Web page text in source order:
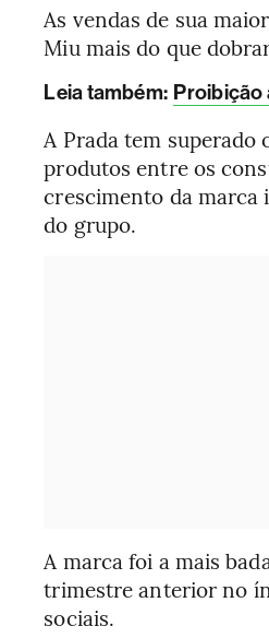
As vendas de sua
Miu mais do que
Leia também: Proibição
A Prada tem superado
produtos entre os
crescimento da marca
do grupo.
A marca foi a mais
trimestre anterior no
sociais.